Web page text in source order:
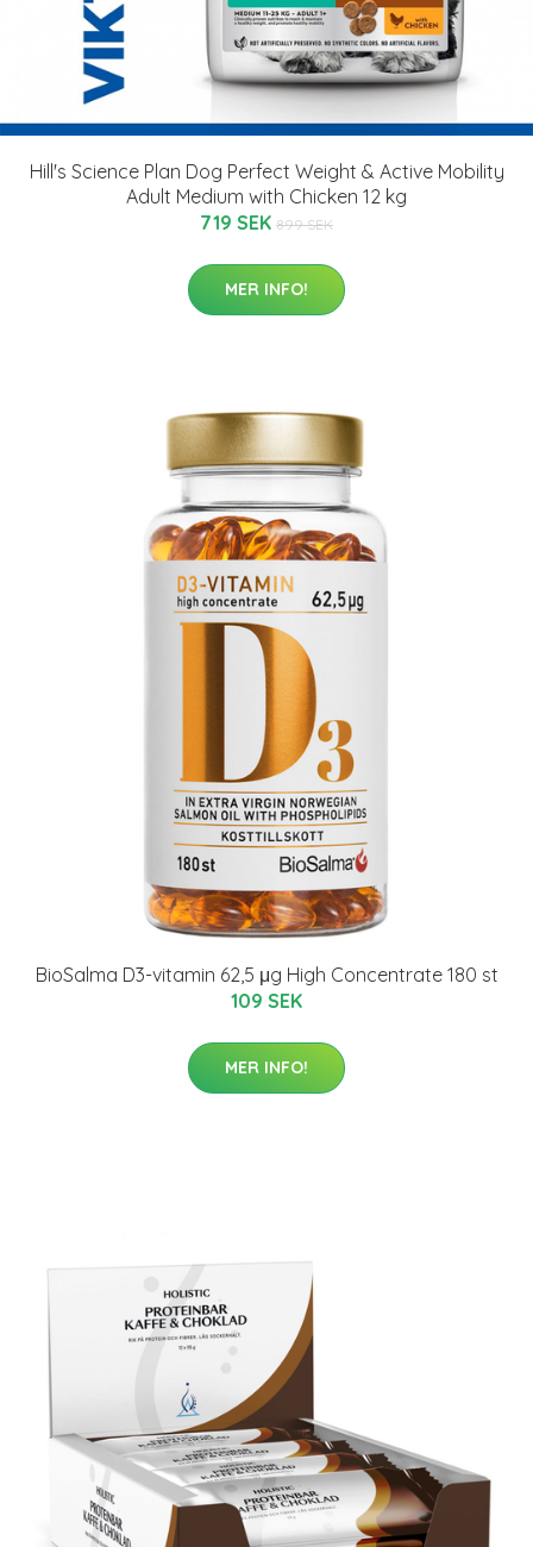
Hill's Science Plan Dog Perfect Weight & Active Mobility
Adult Medium with Chicken 12 kg
719 SEK 899 SEK
MER INFO!
BioSalma D3-vitamin 62,5 μg High Concentrate 180 st
109 SEK
MER INFO!